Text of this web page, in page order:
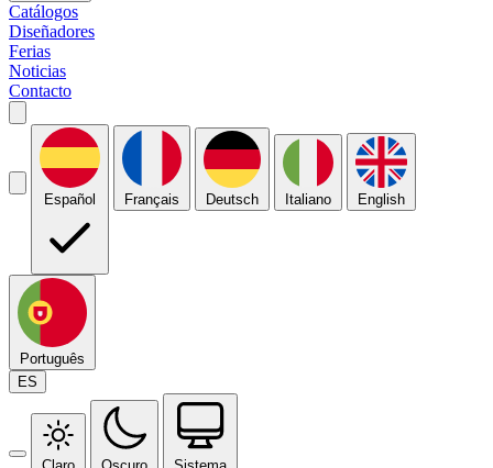
Catálogos
Diseñadores
Ferias
Noticias
Contacto
Español Français Deutsch Italiano English
Português
ES